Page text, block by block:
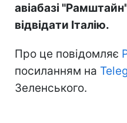
авіабазі
відвідати Італію.
Про це повідомляє
посиланням на
Зеленського.